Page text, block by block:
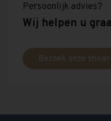
Persoonlijk advies?
Wij helpen u
Bezoek onze